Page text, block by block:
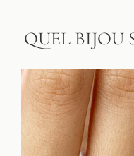
QUEL BIJOU